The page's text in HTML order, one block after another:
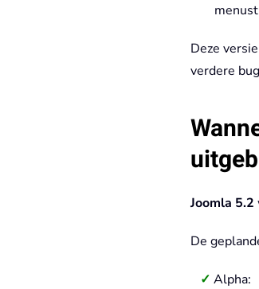
Deze
verdere
Joomla 5.2
De
Alpha: